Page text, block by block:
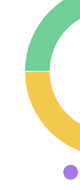
arrondissement
75016 -
16ème
arrondissement
83000 - Toulon
Grenoble